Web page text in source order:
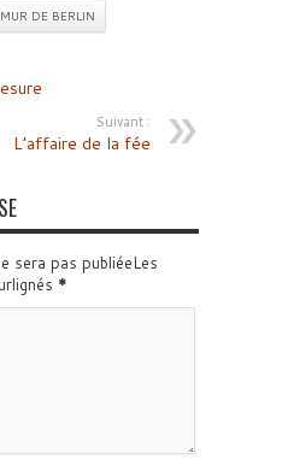
DE BERLIN
Suivant :
L’affaire de la fée
sera pas publiéeLes
*